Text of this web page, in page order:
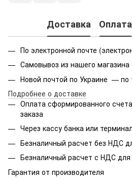
Доставка Оплата
По электронной почте
Самовывоз из нашего магазина
Новой почтой по Украине — по
Подробнее о доставке
Оплата сформированного
заказа
Через кассу банка или
Безналичный расчет без НДС
Безналичный расчет с НДС
Гарантия от производителя